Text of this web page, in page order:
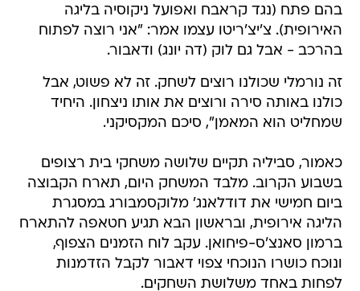
בהם פתח (נגד קראבח ואפועל ניקוסיה בליגה
האירופית). צ'יצ'ריטו עצמו אמר: "אני רוצה לפתוח
בהרכב - אבל גם לוק (דה יונג) ודאבור.
זה נורמלי שכולנו רוצים לשחק. זה לא פשוט, אבל
כולנו באותה סירה ורוצים את אותו ניצחון. היחיד
שמחליט הוא המאמן", סיכם המקסיקני.
כאמור, סביליה תקיים שלושה משחקי בית רצופים
בשבוע הקרוב. מלבד המשחק היום, תארח הקבוצה
ביום חמישי את דודלאנג' מלוקסמבורג במסגרת
הליגה אירופית, ובראשון הבא תגיע חטאפה להתארח
ברמון סאנצ'ס-פיחואן. עקב לוח הזמנים הצפוף,
ונוכח כושרו הנוכחי צפוי דאבור לקבל הזדמנות
לפחות באחד משלושת השחקים.